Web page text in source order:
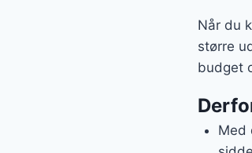
Når du
større
budget
Med